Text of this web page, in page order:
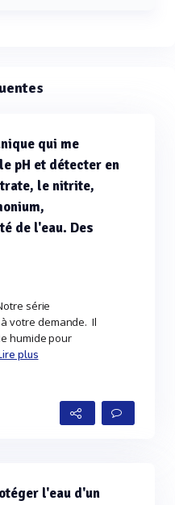
qui me
pH et détecter en
le nitrite,
de l'eau. Des
série
votre demande. Il
humide pour
plus
l'eau d'un